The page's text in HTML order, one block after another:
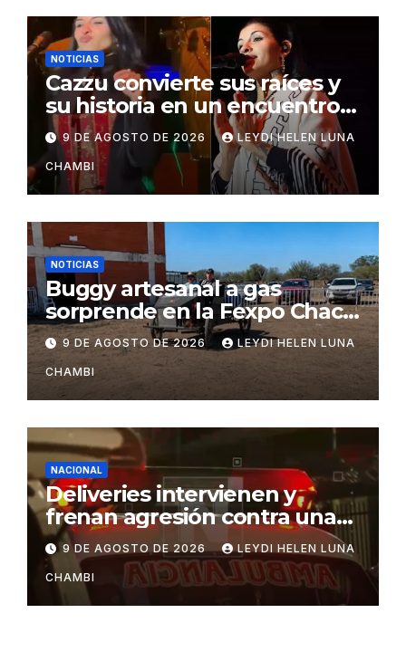
NOTICIAS
Cazzu convierte sus raíces y
su historia en un encuentro
con Bolivia
9 DE AGOSTO DE 2026 LEYDI HELEN LUNA
CHAMBI
NOTICIAS
Buggy artesanal a gas
sorprende en la Fexpo Chaco
2026
9 DE AGOSTO DE 2026 LEYDI HELEN LUNA
CHAMBI
NACIONAL
Deliveries intervienen y
frenan agresión contra una
mujer en Santa Cruz
9 DE AGOSTO DE 2026 LEYDI HELEN LUNA
CHAMBI